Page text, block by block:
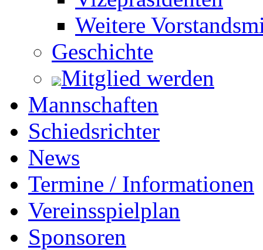
Weitere
Geschichte
Mitglied werden
Mannschaften
Schiedsrichter
News
Termine / Informationen
Vereinsspielplan
Sponsoren